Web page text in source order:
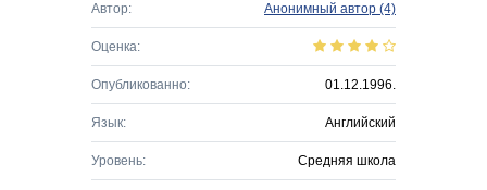
Автор: Анонимный автор (4)
Оценка:
Опубликованно: 01.12.1996.
Язык: Английский
Уровень: Средняя школа